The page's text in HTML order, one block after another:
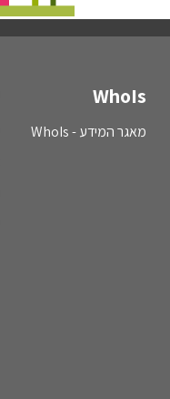
WhoIs
מאגר המידע - WhoIs